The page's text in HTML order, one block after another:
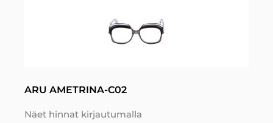
ARU AMETRINA-C02
Näet hinnat kirjautumalla